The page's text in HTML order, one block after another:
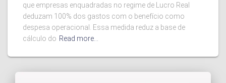
que empresas enquadradas no regime de Lucro Real
deduzam 100% dos gastos com o benefício como
despesa operacional. Essa medida reduz a base de
cálculo do Read more…